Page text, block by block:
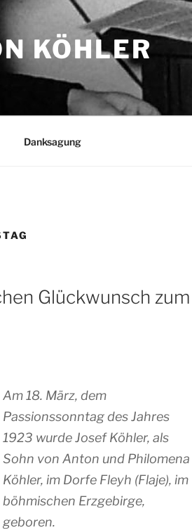
KÖHLER
Danksagung
Glückwunsch zum
Am 18. März, dem
Passionssonntag des Jahres
1923 wurde Josef Köhler, als
Sohn von Anton und Philomena
Köhler, im Dorfe Fleyh (Flaje), im
böhmischen Erzgebirge,
geboren.